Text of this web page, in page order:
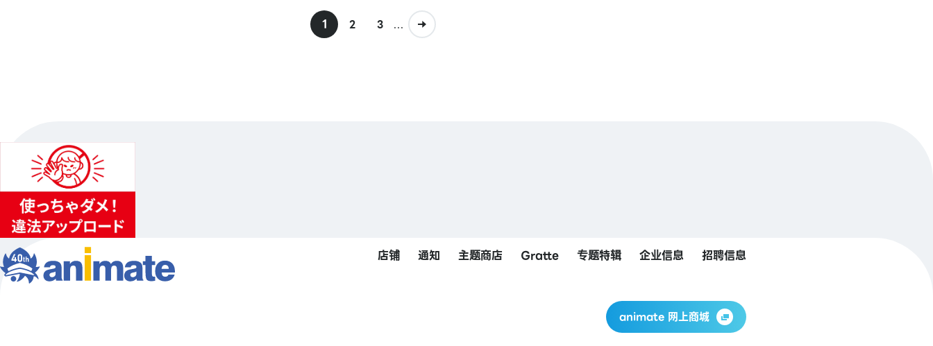
1 2 3 ...
店铺 通知 主题商店 Gratte 专题特辑 企业信息 招聘信息
animate 网上商城